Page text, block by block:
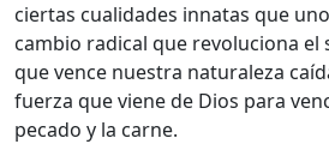
ciertas cualidades innatas que
cambio radical que revoluciona el
que vence nuestra naturaleza
fuerza que viene de Dios para
pecado y la carne.